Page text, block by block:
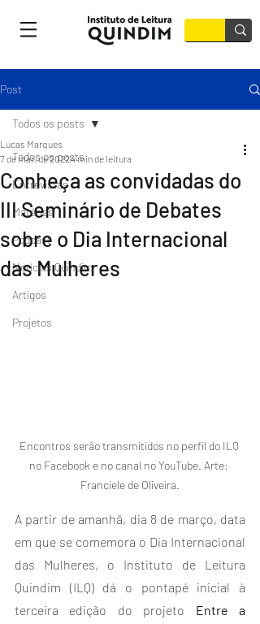
Post
Todos os posts
Entrevistas
Matérias
Podcast
Notícias Quindim
Artigos
Projetos
Todos os posts
Conheça as convidadas do
III Seminário de Debates
sobre o Dia Internacional
das Mulheres
Lucas Marques
7 de mar. de 20224 min de leitura
Encontros serão transmitidos no perfil do ILQ
no Facebook e no canal no YouTube. Arte:
Franciele de Oliveira.
A partir de amanhã, dia 8 de março, data
em que se comemora o Dia Internacional
das Mulheres, o Instituto de Leitura
Quindim (ILQ) dá o pontapé inicial à
terceira edição do projeto Entre a